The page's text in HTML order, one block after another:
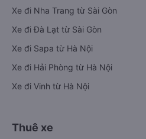
Xe đi Nha Trang từ Sài Gòn
Xe đi Đà Lạt từ Sài Gòn
Xe đi Sapa từ Hà Nội
Xe đi Hải Phòng từ Hà Nội
Xe đi Vinh từ Hà Nội
Thuê xe